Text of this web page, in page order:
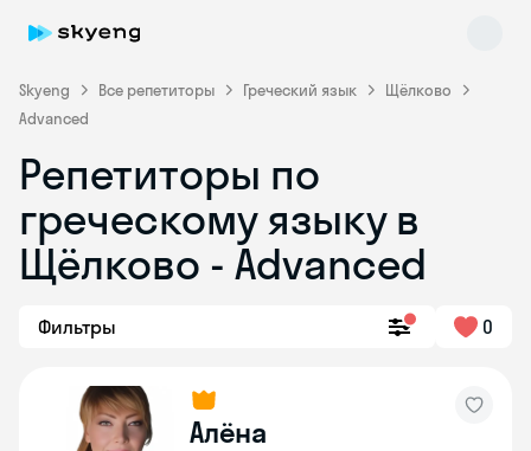
Skyeng Все репетиторы Греческий язык
Щёлково
Advanced
Репетиторы по
греческому языку в
Щёлково - Advanced
Фильтры 0
Алёна
Skyeng Chat